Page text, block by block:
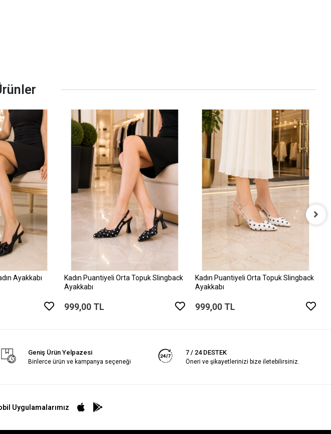
Ayakkabı
Kadın Puantiyeli Orta Topuk Slingback
Ayakkabı
999,00 TL
Kadın Puantiyeli Orta Topuk Slingback
Ayakkabı
999,00 TL
Geniş Ürün Yelpazesi
Binlerce ürün ve kampanya seçeneği
7 / 24 DESTEK
Öneri ve şikayetlerinizi bize iletebilirsiniz.
Uygulamalarımız